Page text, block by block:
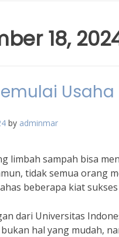
18,
by adminmar
limbah sampah bisa
tidak semua orang
beberapa kiat
dari Universitas
hal yang mudah,